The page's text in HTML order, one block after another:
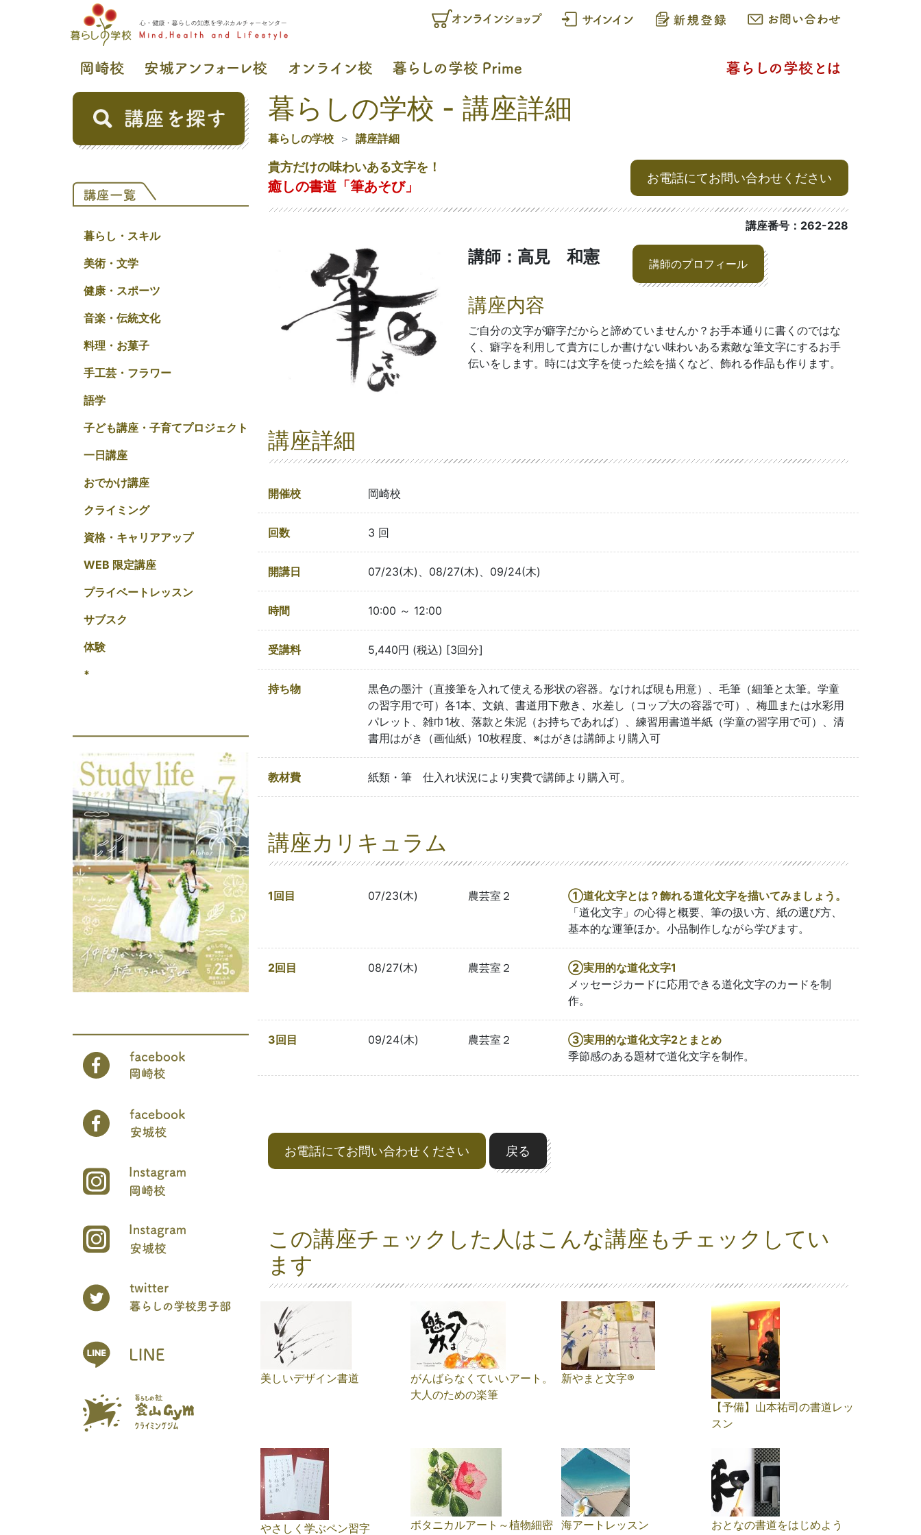
暮らし・スキル
美術・文学
健康・スポーツ
音楽・伝統文化
料理・お菓子
手工芸・フラワー
語学
子ども講座・子育てプロジェクト
一日講座
おでかけ講座
クライミング
資格・キャリアアップ
WEB 限定講座
プライベートレッスン
サブスク
体験
*
暮らしの学校 - 講座詳細
暮らしの学校 講座詳細
貴方だけの味わいある文字を！
癒しの書道「筆あそび」
お電話にてお問い合わせください
講座番号：262-228
講師：高見 和憲 講師のプロフィール
講座内容
ご自分の文字が癖字だからと諦めていませんか？お手本通りに書くのではな
く、癖字を利用して貴方にしか書けない味わいある素敵な筆文字にするお手
伝いをします。時には文字を使った絵を描くなど、飾れる作品も作ります。
講座詳細
開催校 岡崎校
回数 3 回
開講日 07/23(木)、08/27(木)、09/24(木)
時間 10:00 ～ 12:00
受講料 5,440円 (税込) [3回分]
持ち物
黒色の墨汁（直接筆を入れて使える形状の容器。なければ硯も用意）、毛筆（細筆と太筆。学童
の習字用で可）各1本、文鎮、書道用下敷き、水差し（コップ大の容器で可）、梅皿または水彩用
パレット、雑巾1枚、落款と朱泥（お持ちであれば）、練習用書道半紙（学童の習字用で可）、清
書用はがき（画仙紙）10枚程度、※はがきは講師より購入可
教材費 紙類・筆 仕入れ状況により実費で講師より購入可。
講座カリキュラム
1回目 07/23(木) 農芸室２
①道化文字とは？飾れる道化文字を描いてみましょう。
「道化文字」の心得と概要、筆の扱い方、紙の選び方、
基本的な運筆ほか。小品制作しながら学びます。
2回目 08/27(木) 農芸室２
②実用的な道化文字1
メッセージカードに応用できる道化文字のカードを制
作。
3回目 09/24(木) 農芸室２
③実用的な道化文字2とまとめ
季節感のある題材で道化文字を制作。
お電話にてお問い合わせください 戻る
この講座チェックした人はこんな講座もチェックしてい
ます
美しいデザイン書道
がんばらなくていいアート。
大人のための楽筆
新やまと文字®
【予備】山本祐司の書道レッ
スン
やさしく学ぶペン習字
ボタニカルアート～植物細密 海アートレッスン おとなの書道をはじめよう